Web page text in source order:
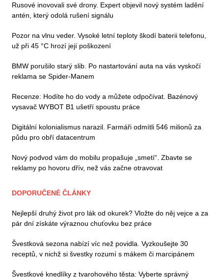
Rusové inovovali své drony. Expert objevil nový systém ladění
antén, který odolá rušení signálu
Pozor na vlnu veder. Vysoké letní teploty škodí baterii telefonu,
už při 45 °C hrozí její poškození
BMW porušilo starý slib. Po nastartování auta na vás vyskočí
reklama se Spider-Manem
Recenze: Hodíte ho do vody a můžete odpočívat. Bazénový
vysavač WYBOT B1 ušetří spoustu práce
Digitální kolonialismus narazil. Farmáři odmítli 546 milionů za
půdu pro obří datacentrum
Nový podvod vám do mobilu propašuje „smetí“. Zbavte se
reklamy po hovoru dřív, než vás začne otravovat
DOPORUČENÉ ČLÁNKY
Nejlepší druhý život pro lák od okurek? Vložte do něj vejce a za
pár dní získáte výraznou chuťovku bez práce
Švestková sezona nabízí víc než povidla. Vyzkoušejte 30
receptů, v nichž si švestky rozumí s mákem či marcipánem
Švestkové knedlíky z tvarohového těsta: Vyberte správný